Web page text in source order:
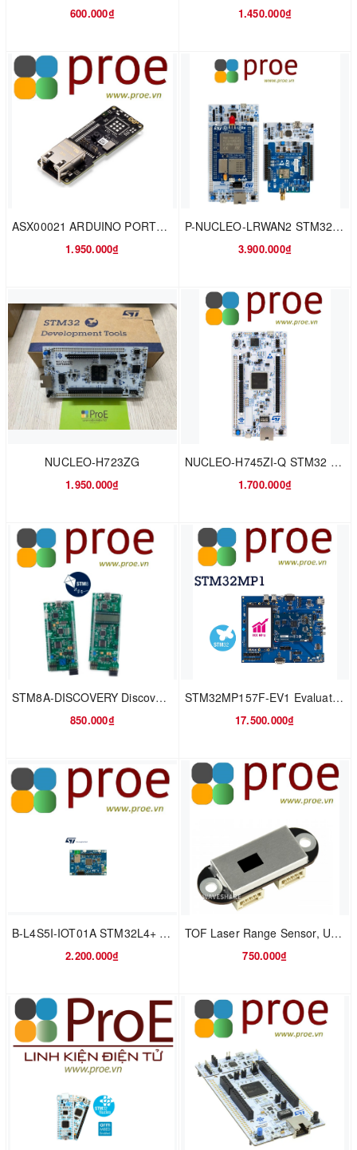
600.000₫ 1.450.000₫
ASX00021 ARDUINO PORTENTA VISION SHIELD
1.950.000₫
P-NUCLEO-LRWAN2 STM32 Nucleo pack LoRa™ HF band sensor and gateway
3.900.000₫
NUCLEO-H723ZG
1.950.000₫
NUCLEO-H745ZI-Q STM32 Nucleo-144 development board with STM32H745ZI MCU, SMPS, supports Arduino, ST Zio and morpho connectivity
1.700.000₫
STM8A-DISCOVERY Discovery kit with STM8AF5288 and STM8AL3L68 MCUs
850.000₫
STM32MP157F-EV1 Evaluation board with STM32MP157F MPU
17.500.000₫
B-L4S5I-IOT01A STM32L4+ Discovery kit IoT node, low-power wireless, BLE, NFC, WiFi
2.200.000₫
TOF Laser Range Sensor, UART / CAN Bus, Cascading Support, Ranging up to 5m, with Software
750.000₫